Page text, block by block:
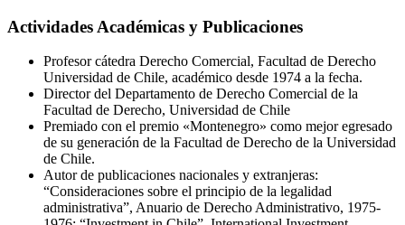
Actividades Académicas y Publicaciones
Profesor cátedra Derecho Comercial, Facultad de Derecho
Universidad de Chile, académico desde 1974 a la fecha.
Director del Departamento de Derecho Comercial de la
Facultad de Derecho, Universidad de Chile
Premiado con el premio «Montenegro» como mejor egresado
de su generación de la Facultad de Derecho de la Universidad
de Chile.
Autor de publicaciones nacionales y extranjeras:
“Consideraciones sobre el principio de la legalidad
administrativa”, Anuario de Derecho Administrativo, 1975-